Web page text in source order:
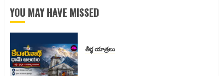
వివరాలు
2026
0
YOU MAY HAVE MISSED
తీర్ధ యాత్రలు